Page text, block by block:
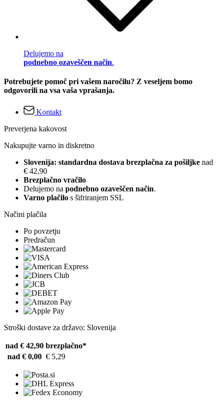
Delujemo na
podnebno ozaveščen način.
Potrebujete pomoč pri vašem naročilu? Z veseljem bomo
odgovorili na vsa vaša vprašanja.
Kontakt
Preverjena kakovost
Nakupujte varno in diskretno
Slovenija: standardna dostava brezplačna za pošiljke nad
€ 42,90
Brezplačno vračilo
Delujemo na podnebno ozaveščen način.
Varno plačilo s šifriranjem SSL
Načini plačila
Po povzetju
Predračun
Stroški dostave za državo: Slovenija
nad € 42,90 brezplačno*
nad € 0,00 € 5,29